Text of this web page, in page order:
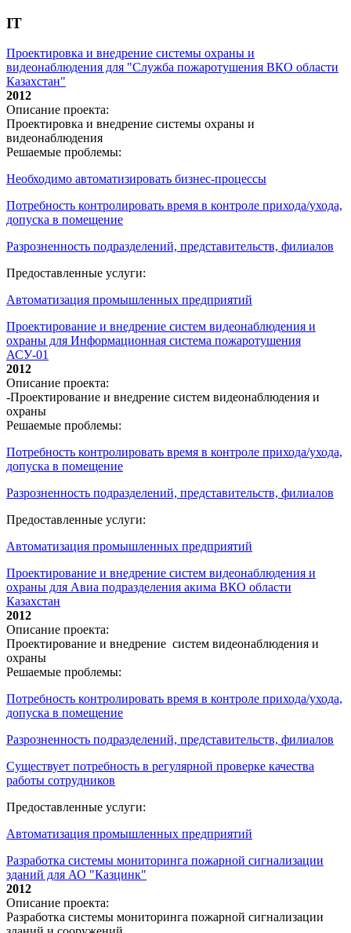
IT
Проектировка и внедрение системы охраны и
видеонаблюдения для "Служба пожаротушения ВКО области
Казахстан"
2012
Описание проекта:
Проектировка и внедрение системы охраны и
видеонаблюдения
Решаемые проблемы:
Необходимо автоматизировать бизнес-процессы
Потребность контролировать время в контроле прихода/ухода,
допуска в помещение
Разрозненность подразделений, представительств, филиалов
Предоставленные услуги:
Автоматизация промышленных предприятий
Проектирование и внедрение систем видеонаблюдения и
охраны для Информационная система пожаротушения
АСУ-01
2012
Описание проекта:
-Проектирование и внедрение систем видеонаблюдения и
охраны
Решаемые проблемы:
Потребность контролировать время в контроле прихода/ухода,
допуска в помещение
Разрозненность подразделений, представительств, филиалов
Предоставленные услуги:
Автоматизация промышленных предприятий
Проектирование и внедрение систем видеонаблюдения и
охраны для Авиа подразделения акима ВКО области
Казахстан
2012
Описание проекта:
Проектирование и внедрение систем видеонаблюдения и
охраны
Решаемые проблемы:
Потребность контролировать время в контроле прихода/ухода,
допуска в помещение
Разрозненность подразделений, представительств, филиалов
Существует потребность в регулярной проверке качества
работы сотрудников
Предоставленные услуги:
Автоматизация промышленных предприятий
Разработка системы мониторинга пожарной сигнализации
зданий для АО "Казцинк"
2012
Описание проекта:
Разработка системы мониторинга пожарной сигнализации